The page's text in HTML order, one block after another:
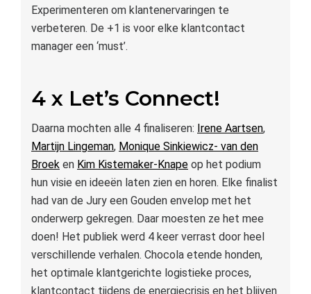
Experimenteren om klantenervaringen te
verbeteren. De +1 is voor elke klantcontact
manager een ‘must’.
4 x Let’s Connect!
Daarna mochten alle 4 finaliseren: Irene Aartsen,
Martijn Lingeman, Monique Sinkiewicz- van den
Broek en Kim Kistemaker-Knape op het podium
hun visie en ideeën laten zien en horen. Elke finalist
had van de Jury een Gouden envelop met het
onderwerp gekregen. Daar moesten ze het mee
doen! Het publiek werd 4 keer verrast door heel
verschillende verhalen. Chocola etende honden,
het optimale klantgerichte logistieke proces,
klantcontact tijdens de energiecrisis en het blijven